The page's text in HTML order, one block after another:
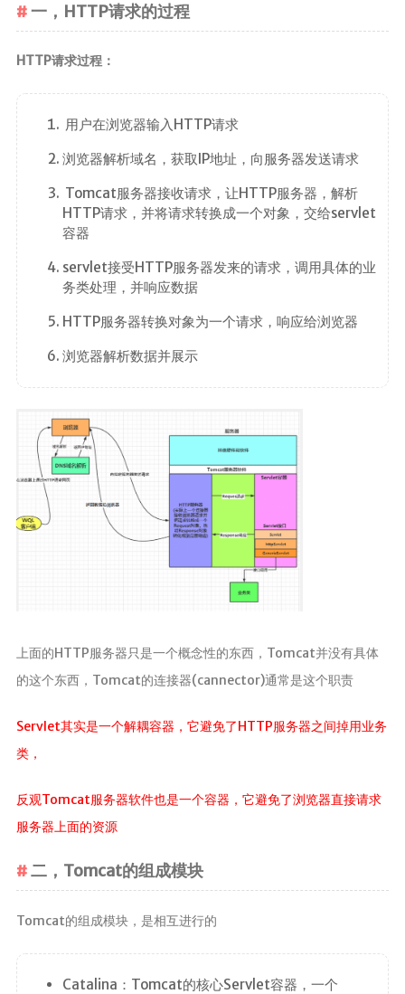
一，HTTP请求的过程
HTTP请求过程：
用户在浏览器输入HTTP请求
浏览器解析域名，获取IP地址，向服务器发送请求
Tomcat服务器接收请求，让HTTP服务器，解析
HTTP请求，并将请求转换成一个对象，交给servlet
容器
servlet接受HTTP服务器发来的请求，调用具体的业
务类处理，并响应数据
HTTP服务器转换对象为一个请求，响应给浏览器
浏览器解析数据并展示
上面的HTTP服务器只是一个概念性的东西，Tomcat并没有具体
的这个东西，Tomcat的连接器(cannector)通常是这个职责
Servlet其实是一个解耦容器，它避免了HTTP服务器之间掉用业务
类，
反观Tomcat服务器软件也是一个容器，它避免了浏览器直接请求
服务器上面的资源
二，Tomcat的组成模块
Tomcat的组成模块，是相互进行的
Catalina：Tomcat的核心Servlet容器，一个